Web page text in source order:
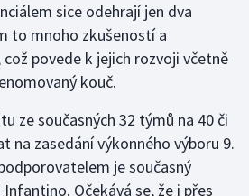
sice odehrají jen dva
to mnoho zkušeností a
povede k jejich rozvoji včetně
kouč.
ze současných 32 týmů na 40 či
na zasedání výkonného výboru 9.
je současný
Očekává se, že i přes